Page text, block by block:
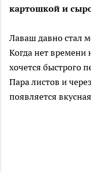
картошкой и
Лаваш давно стал
Когда нет времени
хочется быстрого
Пара листов и
появляется